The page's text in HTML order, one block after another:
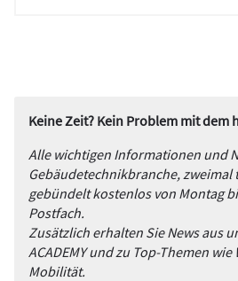
Keine Zeit? Kein Problem mit dem
Alle wichtigen Informationen und
Gebäudetechnikbranche, zweimal
gebündelt kostenlos von Montag
Postfach.
Zusätzlich erhalten Sie News aus
ACADEMY und zu Top-Themen
Mobilität.